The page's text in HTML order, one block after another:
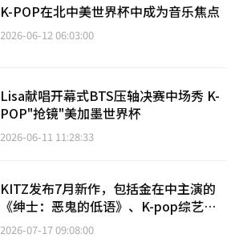
K-POP在北中美世界杯中成为音乐焦点
2026-06-12 06:03:00
Lisa献唱开幕式BTS压轴决赛中场秀 K-
POP"抢镜"美加墨世界杯
2026-06-11 11:28:33
KITZ发布7月新作，包括金在中主演的
《绅士：恶鬼的低语》、K-pop综艺及
BL动画
2026-07-17 09:08:00